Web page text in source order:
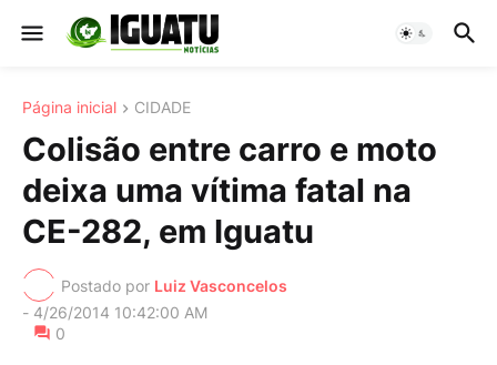
Página inicial CIDADE
Colisão entre carro e moto
deixa uma vítima fatal na
CE-282, em Iguatu
Postado por Luiz Vasconcelos
- 4/26/2014 10:42:00 AM
0